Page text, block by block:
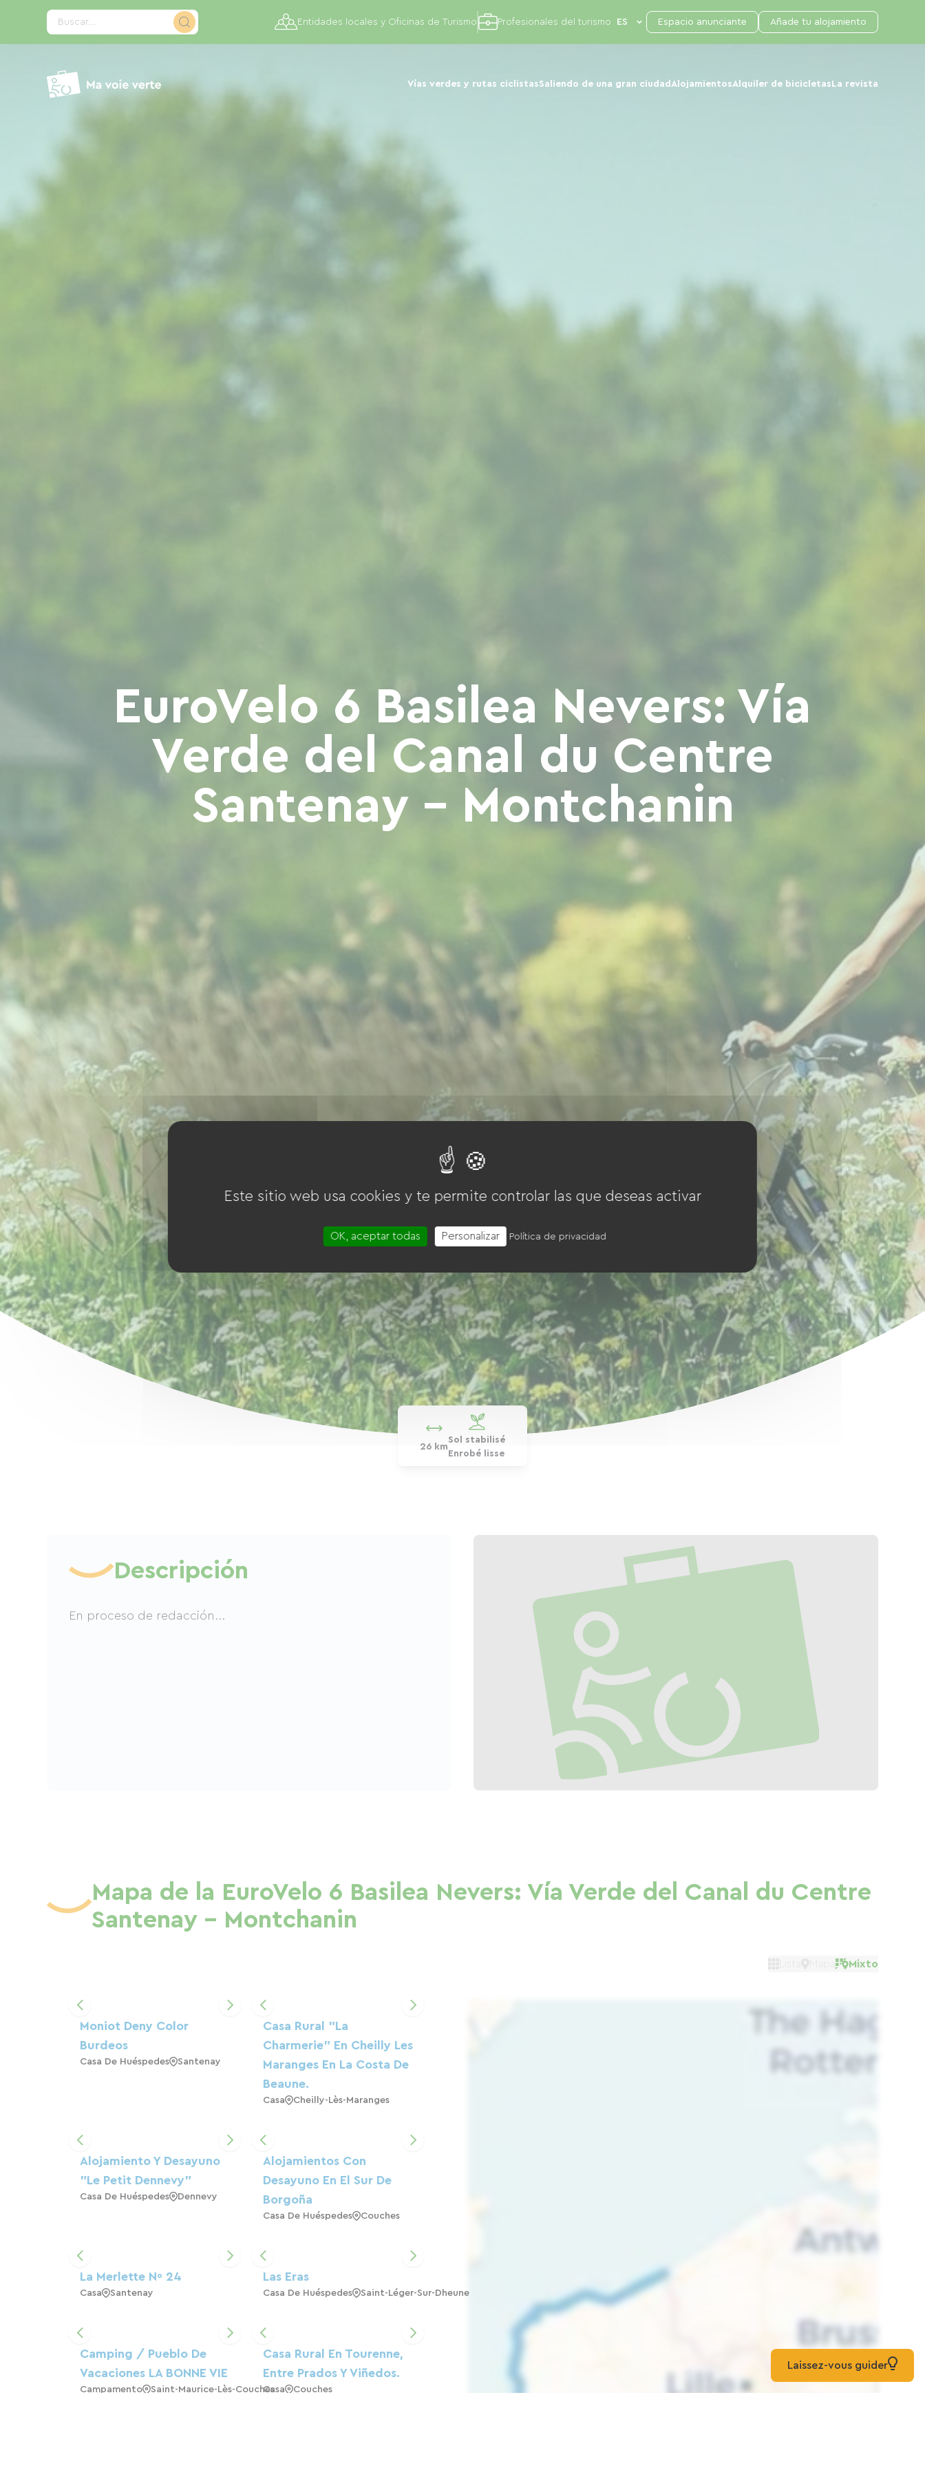
Buscar...
Vías verdes y rutas ciclistasSaliendo de una gran ciudad AlojamientosAlquiler de bicicletas La revista
Entidades locales y Oficinas de Turismo Profesionales del turismo Espacio anunciante Añade tu alojamiento
EuroVelo 6 Basilea Nevers: Vía
Verde del Canal du Centre
Santenay - Montchanin
26 km
Sol stabilisé
Enrobé lisse
Descripción
En proceso de redacción...
Mapa de la EuroVelo 6 Basilea Nevers: Vía Verde del Canal du Centre
Santenay - Montchanin
Mixto
Moniot Deny Color
Burdeos
Casa De Huéspedes Santenay
Casa Rural "la
Charmerie" En Cheilly Les
Maranges En La Costa De
Beaune.
Casa Cheilly-Lès-Maranges
Alojamiento Y Desayuno
"Le Petit Dennevy"
Casa De Huéspedes Dennevy
Alojamientos Con
Desayuno En El Sur De
Borgoña
Casa De Huéspedes Couches
La Merlette Nº 24
Casa Santenay
Las Eras
Casa De Huéspedes Saint-Léger-Sur-Dheune
Camping / Pueblo De
Vacaciones LA BONNE VIE
Campamento Saint-Maurice-Lès-Couches
Casa Rural En Tourenne,
Entre Prados Y Viñedos.
Casa Couches
Laissez-vous guider
Panel de gestión de cookies
Este sitio web usa cookies y te permite controlar las que deseas activar
OK, aceptar todas Personalizar Política de privacidad